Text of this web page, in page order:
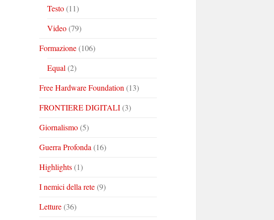
Testo(11)
Video(79)
Formazione(106)
Equal (2)
Free Hardware Foundation (13)
FRONTIERE DIGITALI(3)
Giornalismo(5)
Guerra Profonda (16)
Highlights(1)
I nemici della rete(9)
Letture(36)